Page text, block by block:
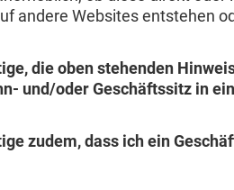
andere Websites entstehen
die oben stehenden
und/oder Geschäftssitz in
zudem, dass ich ein